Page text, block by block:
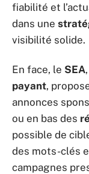
fiabilité et
dans une
visibilité solide.
En face, le SEA
payant,
annonces
ou en bas des
possible de
des mots-clés
campagnes